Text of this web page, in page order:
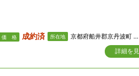
価 格 成約済 所在地
京都府船井郡京丹波町 須知本町
詳細を